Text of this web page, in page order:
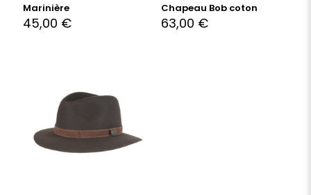
Marinière
45,00 €
Chapeau Bob coton
63,00 €